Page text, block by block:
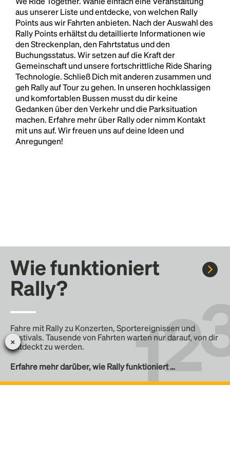
aus unserer Liste und entdecke, von welchen Rally
Points aus wir Fahrten anbieten. Nach der Auswahl des
Rally Points erhältst du detaillierte Informationen wie
den Streckenplan, den Fahrtstatus und den
Buchungsstatus. Wir setzen auf die Kraft der
Gemeinschaft und unsere fortschrittliche Ride Sharing
Technologie. Schließ Dich mit anderen zusammen und
geh Rally auf Tour zu gehen. In unseren hochklassigen
und komfortablen Bussen musst du dir keine
Gedanken über den Verkehr und die Parksituation
machen. Erfahre mehr über Rally oder nimm Kontakt
mit uns auf. Wir freuen uns auf deine Ideen und
Anregungen!
Wie funktioniert
Rally?
Fahre mit Rally zu Konzerten, Sportereignissen und
Festivals. Tausende von Fahrten warten nur darauf, von dir
entdeckt zu werden.
Erfahre mehr darüber, wie Rally funktioniert …